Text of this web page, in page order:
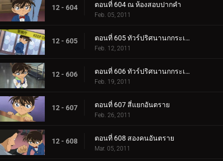
12 - 604 ตอนที่ 604 ณ ห้องสอบปากคำ
Feb. 05, 2011
12 - 605 ตอนที่ 605 ทัวร์ปริศนานกกระเรียน (ตอน 1)
Feb. 12, 2011
12 - 606 ตอนที่ 606 ทัวร์ปริศนานกกระเรียน (ตอน 2)
Feb. 19, 2011
12 - 607 ตอนที่ 607 สี่แยกอันตราย
Feb. 26, 2011
12 - 608 ตอนที่ 608 สองคนอันตราย
Mar. 05, 2011